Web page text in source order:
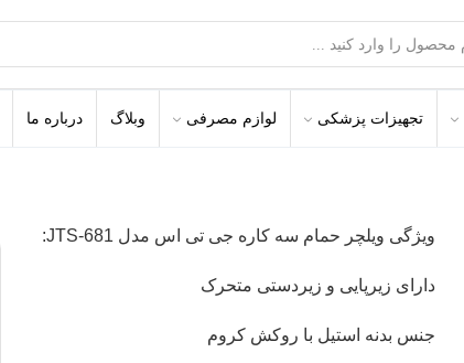
تجهیزات پزشکی لوازم مصرفی وبلاگ درباره ما
ویژگی ویلچر حمام سه کاره جی تی اس مدل JTS-681:
دارای زیرپایی و زیردستی متحرک
جنس بدنه استیل با روکش کروم